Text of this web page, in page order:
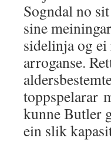
Sogndal no
sine
sidelinja og
arroganse.
toppspelarar
kunne Butler
ein slik